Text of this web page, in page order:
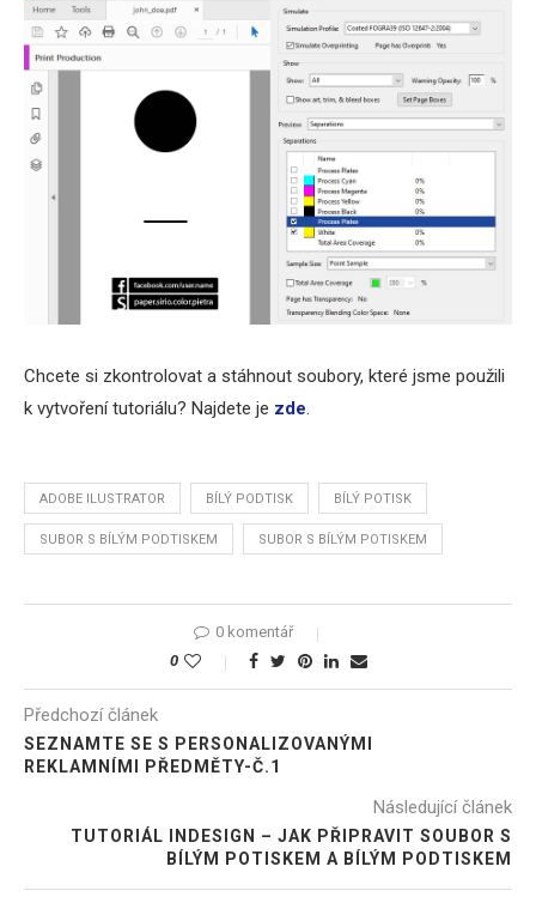
Chcete si zkontrolovat a stáhnout soubory, které jsme použili
k vytvoření tutoriálu? Najdete je zde.
ADOBE ILUSTRATOR BÍLÝ PODTISK BÍLÝ POTISK
SUBOR S BÍLÝM PODTISKEM SUBOR S BÍLÝM POTISKEM
0 komentář
0
Předchozí článek
SEZNAMTE SE S PERSONALIZOVANÝMI
REKLAMNÍMI PŘEDMĚTY-Č.1
Následující článek
TUTORIÁL INDESIGN – JAK PŘIPRAVIT SOUBOR S
BÍLÝM POTISKEM A BÍLÝM PODTISKEM